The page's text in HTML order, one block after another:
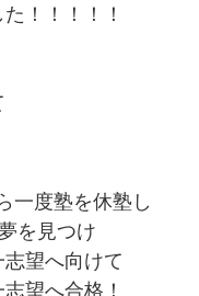
！！！！！
一度塾を休塾し
を見つけ
望へ向けて
望へ合格！